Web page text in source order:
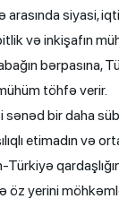
siyasi,
və inkişafın
bərpasına,
töhfə verir.
bir daha
etimadın və
öz yerini